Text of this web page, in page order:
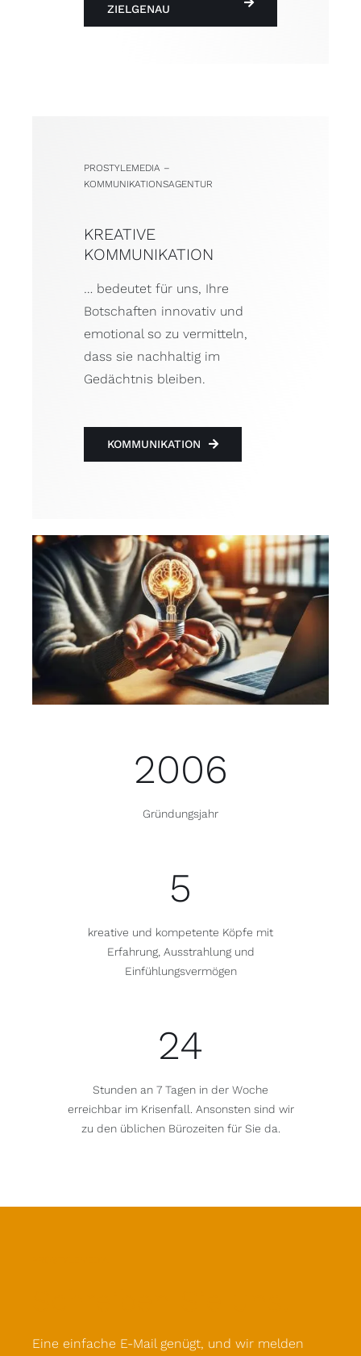
ZIELGENAU
PROSTYLEMEDIA –
KOMMUNIKATIONSAGENTUR
KREATIVE
KOMMUNIKATION
… bedeutet für uns, Ihre
Botschaften innovativ und
emotional so zu vermitteln,
dass sie nachhaltig im
Gedächtnis bleiben.
KOMMUNIKATION
2006
Gründungsjahr
5
kreative und kompetente Köpfe mit
Erfahrung, Ausstrahlung und
Einfühlungsvermögen
24
Stunden an 7 Tagen in der Woche
erreichbar im Krisenfall. Ansonsten sind wir
zu den üblichen Bürozeiten für Sie da.
Eine einfache E-Mail genügt, und wir melden